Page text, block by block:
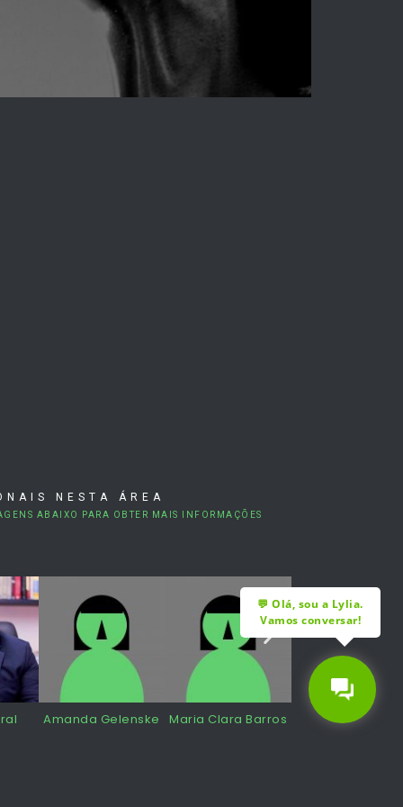
NESTA ÁREA
ABAIXO PARA OBTER MAIS INFORMAÇÕES
Amanda Gelenske Maria Clara Barros André Cabral